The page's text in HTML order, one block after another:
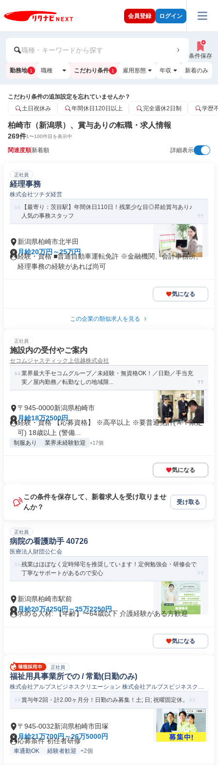
会員登録 ログイン
職種・キーワードから探す
条件保存
勤務地 1 職種 こだわり条件 1 雇用形態 年収 新着のみ
こだわり条件の追加設定を忘れていませんか？
土日祝休み
年間休日120日以上 完全週休2日制 学歴
柏崎市（新潟県）、賞与ありの転職・求人情報
269件1〜100件目を表示中
関連度順新着順 詳細表示
正社員
経理事務
株式会社ツチダ経営
【最寄り：茨目駅】年間休日110日！残業少な目◎昇給賞与あり♪
人気の事務スタッフ
新潟県柏崎市北半田
月給20万円～25万円
経験・資格 ■普通自動車運転免許 ※金融機関、会計事務所、
経理事務の経験があれば尚可
気になる
この企業の類似求人を見る
正社員
施設内の受付やご案内
セコムジャスティック上信越株式会社
業界最大手セコムグループ／未経験・無資格OK！／日勤／手当充
実／屋内勤務／転勤なしの地域限...
〒945-0000新潟県柏崎市
月給18万2500円
経験・資格 【応募資格】 ※高卒以上 ※要普通免許(ＡＴ限定
可) 18歳以上 (警備...
制服あり 業界未経験歓迎 +17個
気になる
この条件を保存して、新着求人を受け取りませ
んか？
受け取る
正社員
病院の看護助手 40726
医療法人財団公仁会
残業はほぼなく定時帰宅を推奨しています！定例勉強会・研修会で
丁寧なサポートがあるので安心
新潟県柏崎市駅前
月給20万4250円～25万2250円
求める人材: 【年齢】〜64歳以下 介護経験がある方歓迎
気になる
正社員
福祉用具事業所での / 常勤(日勤のみ)
株式会社アルプスビジネスクリエーション 株式会社アルプスビジネスクリ
エーション柏崎店
賞与年2回・計2.00ヶ月分！日勤のみ募集！土; 日; 祝曜固定休。
〒945-0032新潟県柏崎市田塚
月給21万700円～26万5000円
応募条件 初任者研修
車通勤OK 経験者歓迎 +2個